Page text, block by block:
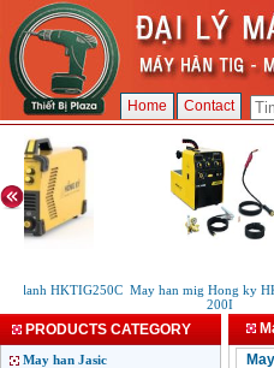
Home Contact
lanh HKTIG250C
May han mig Hong ky
200I
PRODUCTS CATEGORY
May han Jasic